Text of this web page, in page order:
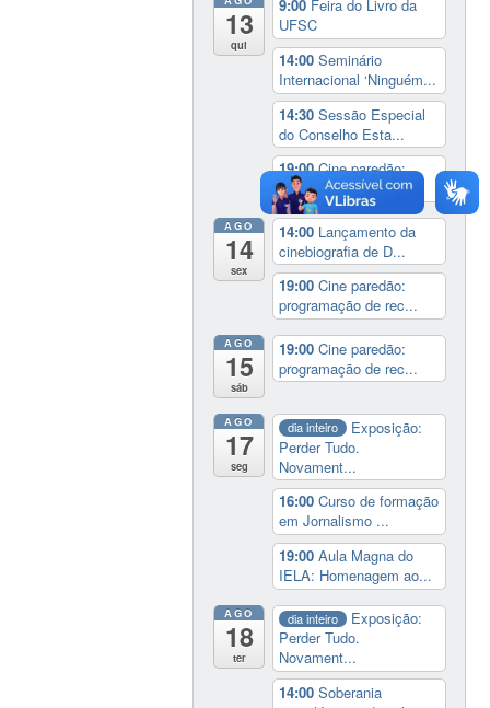
13
qui
9:00 Feira do Livro da
UFSC
14:00Seminário
Internacional ‘Ninguém...
14:30Sessão Especial
do Conselho Esta...
19:00Cine paredão:
programação de rec...
AGO
14
sex
14:00 Lançamento da
cinebiografia de D...
19:00Cine paredão:
programação de rec...
AGO
15
sáb
19:00Cine paredão:
programação de rec...
AGO
17
seg
dia inteiro
Exposição:
Perder Tudo.
Novament...
16:00Curso de formação
em Jornalismo ...
19:00Aula Magna do
IELA: Homenagem ao...
AGO
18
ter
dia inteiro
Exposição:
Perder Tudo.
Novament...
14:00Soberania